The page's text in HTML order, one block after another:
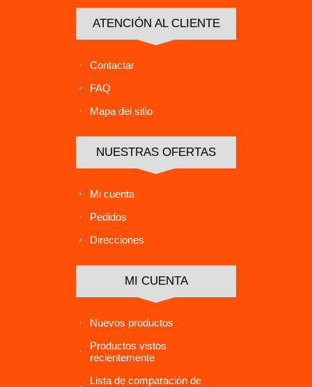
ATENCIÓN AL CLIENTE
Contactar
FAQ
Mapa del sitio
NUESTRAS OFERTAS
Mi cuenta
Pedidos
Direcciones
MI CUENTA
Nuevos productos
Productos vistos
recientemente
Lista de comparación de